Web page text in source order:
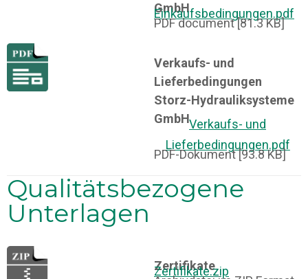
GmbH
Einkaufsbedingungen.pdf
PDF document [81.3 KB]
Verkaufs- und
Lieferbedingungen
Storz-Hydrauliksysteme
GmbHVerkaufs- und
Lieferbedingungen.pdf
PDF-Dokument [93.8 KB]
Qualitätsbezogene
Unterlagen
Zertifikate
Zertifikate.zip